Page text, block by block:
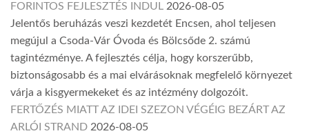
FORINTOS FEJLESZTÉS INDUL 2026-08-05
Jelentős beruházás veszi kezdetét Encsen, ahol teljesen
megújul a Csoda-Vár Óvoda és Bölcsőde 2. számú
tagintézménye. A fejlesztés célja, hogy korszerűbb,
biztonságosabb és a mai elvárásoknak megfelelő környezet
várja a kisgyermekeket és az intézmény dolgozóit.
FERTŐZÉS MIATT AZ IDEI SZEZON VÉGÉIG BEZÁRT AZ
ARLÓI STRAND 2026-08-05